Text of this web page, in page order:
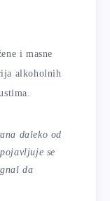
i masne
alkoholnih
daleko od
se
da